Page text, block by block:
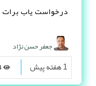
درخواست یاب
جعفر حسن نژاد
1 هفته پیش